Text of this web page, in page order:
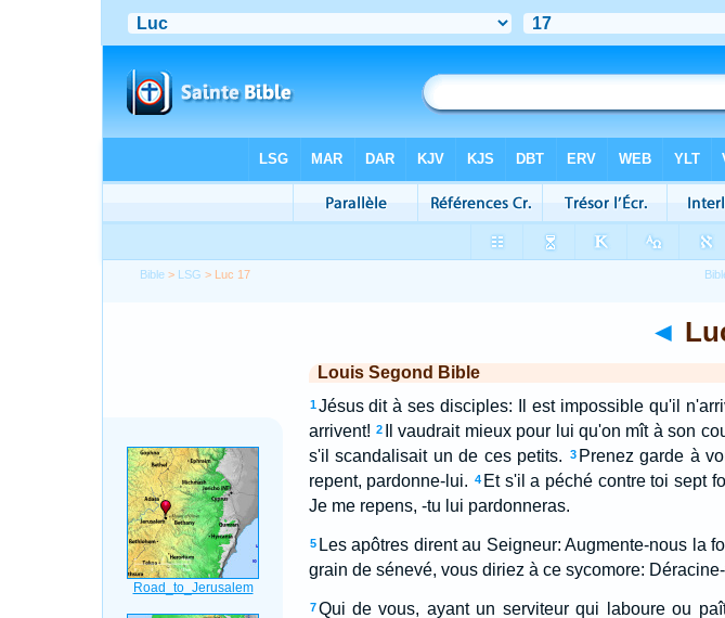
Bible > LSG > Luc 17
◄
Louis Segond Bible
1 Jésus dit à ses disciples: Il est impossible qu'il
arrivent! 2
Il vaudrait mieux pour lui qu'on mît à son
s'il scandalisait un de ces petits.
3 Prenez garde à
repent, pardonne-lui. 4 Et s'il a péché contre toi sept
Je me repens, -tu lui pardonneras.
5 Les apôtres dirent au Seigneur: Augmente-nous la
grain de sénevé, vous diriez à ce sycomore:
7 Qui de vous, ayant un serviteur qui laboure ou